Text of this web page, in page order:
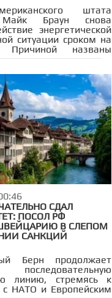
штата
Браун снова
энергетической
ситуации сроком на
названы
удары по
территории России,
к снижению
нефти в
СДАЛ
ПОСОЛ РФ
В СЛЕПОМ
САНКЦИЙ
Берн продолжает
последовательную
линию, стремясь к
НАТО и Европейским